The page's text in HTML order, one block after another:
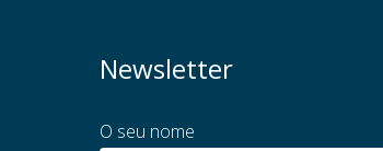
Newsletter
O seu nome